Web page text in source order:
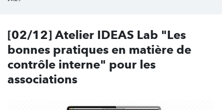
[02/12] Atelier IDEAS Lab "Les
bonnes pratiques en matière de
contrôle interne" pour les
associations